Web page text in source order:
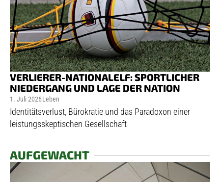
VERLIERER-NATIONALELF: SPORTLICHER
NIEDERGANG UND LAGE DER NATION
1. Juli 2026Leben
Identitätsverlust, Bürokratie und das Paradoxon einer
leistungsskeptischen Gesellschaft
AUFGEWACHT